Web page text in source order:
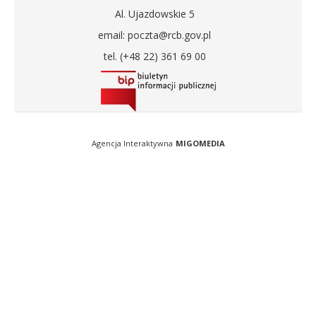
Al. Ujazdowskie 5
email: poczta@rcb.gov.pl
tel. (+48 22) 361 69 00
Agencja Interaktywna MIGOMEDIA